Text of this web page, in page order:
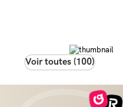
Voir toutes (100)